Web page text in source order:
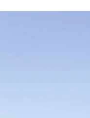
каждый миг — так
Рассчитана на